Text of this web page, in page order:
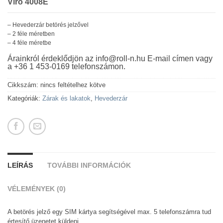
Viro 4008E
– Hevederzár betörés jelzővel
– 2 féle méretben
– 4 féle méretbe
Árainkról érdeklődjön az info@roll-n.hu E-mail címen vagy
a +36 1 453-0169 telefonszámon.
Cikkszám: nincs feltételhez kötve
Kategóriák: Zárak és lakatok, Hevederzár
LEÍRÁS TOVÁBBI INFORMÁCIÓK
VÉLEMÉNYEK (0)
A betörés jelző egy SIM kártya segítségével max. 5 telefonszámra tud
értesítő üzenetet küldeni